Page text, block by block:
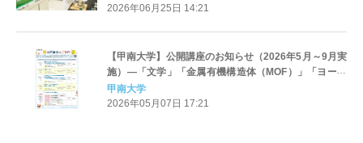
2026年06月25日 14:21
【甲南大学】公開講座のお知らせ（2026年5月～9月実
施）―「文学」「金属有機構造体（MOF）」「ヨーガ
&amp;ピラティス」など7講座
甲南大学
2026年05月07日 17:21